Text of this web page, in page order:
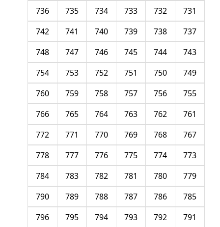
731
732
733
734
735
736
737
738
739
740
741
742
743
744
745
746
747
748
749
750
751
752
753
754
755
756
757
758
759
760
761
762
763
764
765
766
767
768
769
770
771
772
773
774
775
776
777
778
779
780
781
782
783
784
785
786
787
788
789
790
791
792
793
794
795
796